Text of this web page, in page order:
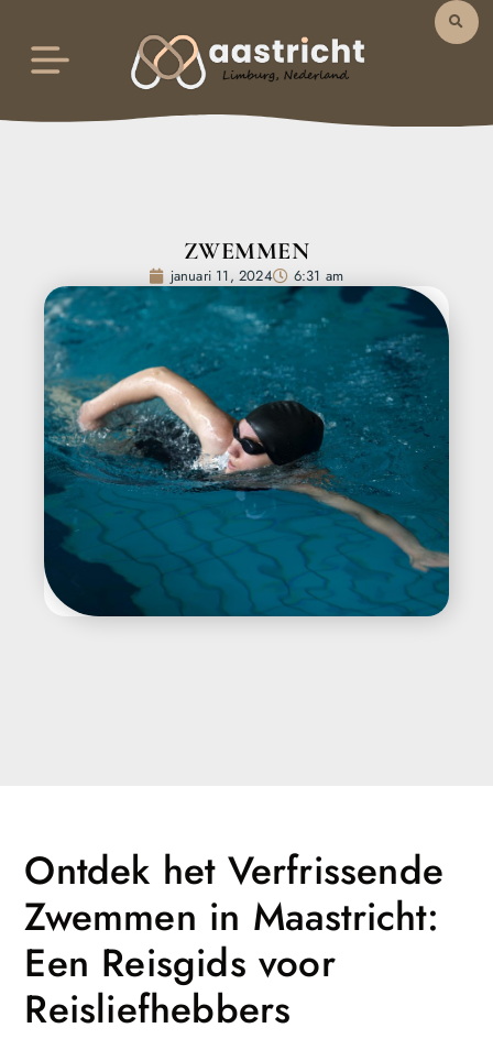
ZWEMMEN
januari 11, 2024 6:31 am
Ontdek het Verfrissende
Zwemmen in Maastricht:
Een Reisgids voor
Reisliefhebbers